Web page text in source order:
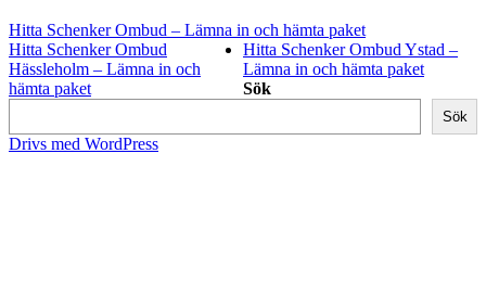
Hitta Schenker Ombud – Lämna in och hämta paket
Hitta Schenker Ombud
Hässleholm – Lämna in och
hämta paket
Hitta Schenker Ombud Ystad –
Lämna in och hämta paket
Sök
Sök
Drivs med WordPress